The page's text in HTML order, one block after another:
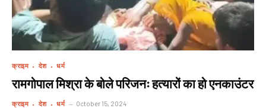
क्राइम देश धर्म
रामगोपाल मिश्रा के बोले परिजनः हत्यारों का हो एनकाउंटर
क्राइम देश धर्म October 15, 2024